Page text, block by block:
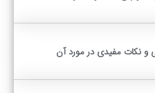
و نکات مفیدی در مورد آن